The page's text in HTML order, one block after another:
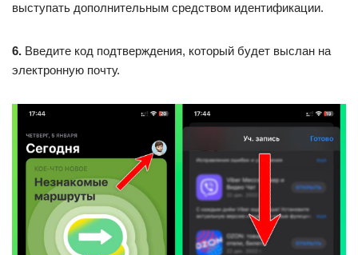
выступать дополнительным средством идентификации.
6. Введите код подтверждения, который будет выслан на
электронную почту.